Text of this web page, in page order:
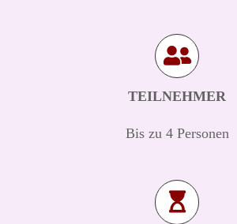
TEILNEHMER
Bis zu 4 Personen